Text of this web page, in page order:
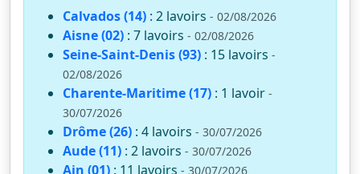
Calvados (14) : 2 lavoirs - 02/08/2026
Aisne (02) : 7 lavoirs - 02/08/2026
Seine-Saint-Denis (93) : 15 lavoirs -
02/08/2026
Charente-Maritime (17) : 1 lavoir -
30/07/2026
Drôme (26) : 4 lavoirs - 30/07/2026
Aude (11) : 2 lavoirs - 30/07/2026
Ain (01) : 11 lavoirs - 30/07/2026